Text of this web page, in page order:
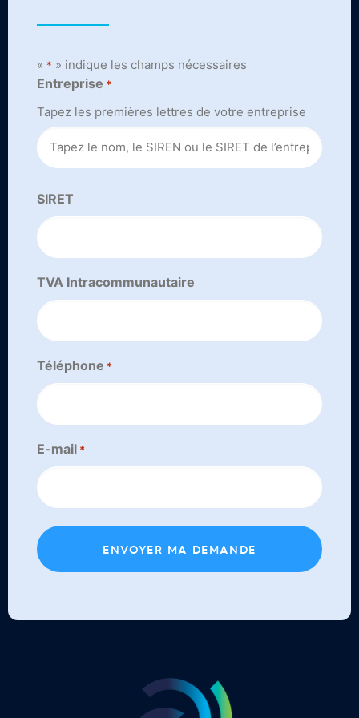
« * » indique les champs nécessaires
Entreprise *
Tapez les premières lettres de votre entreprise
SIRET
TVA Intracommunautaire
Téléphone *
E-mail *